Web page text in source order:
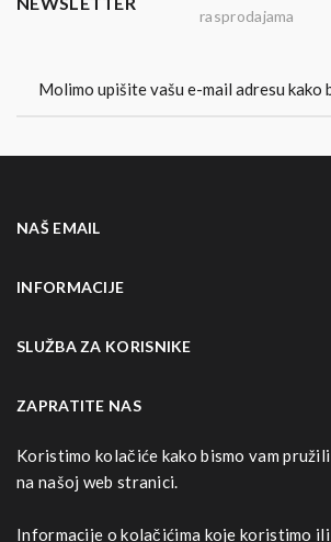
rasprodajama
NAŠ EMAIL
INFORMACIJE
SLUŽBA ZA KORISNIKE
ZAPRATITE NAS
NAČINI NAPLATE
Koristimo kolačiće kako bismo vam
na našoj web stranici.
Informacije o kolačićima koje koristimo